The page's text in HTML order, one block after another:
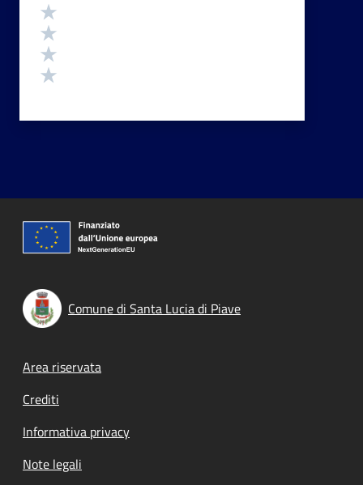
Comune di Santa Lucia di Piave
Footer menu
Area riservata
Crediti
Informativa privacy
Note legali